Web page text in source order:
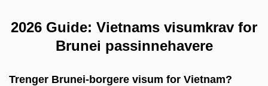
2026 Guide: Vietnams visumkrav for
Brunei passinnehavere
Trenger Brunei-borgere visum for Vietnam?